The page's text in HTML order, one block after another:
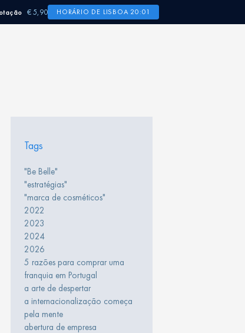
€ 5,90 HORÁRIO DE LISBOA 20:01
Tags
"Be Belle"
"estratégias"
"marca de cosméticos"
2022
2023
2024
2026
5 razões para comprar uma
franquia em Portugal
a arte de despertar
a internacionalização começa
pela mente
abertura de empresa